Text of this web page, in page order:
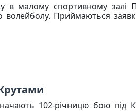
спортивному залі
волейболу. Приймаються
102-річницю бою під